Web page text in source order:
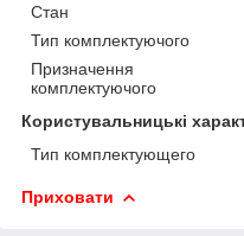
Стан
Тип комплектуючого
Призначення
комплектуючого
Користувальницькі
Тип комплектующего
Приховати